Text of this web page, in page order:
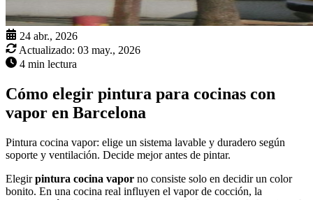
24 abr., 2026
Actualizado: 03 may., 2026
4 min lectura
Cómo elegir pintura para cocinas con
vapor en Barcelona
Pintura cocina vapor: elige un sistema lavable y duradero según
soporte y ventilación. Decide mejor antes de pintar.
Elegirpintura cocina vapor no consiste solo en decidir un color
bonito. En una cocina real influyen el vapor de cocción, la